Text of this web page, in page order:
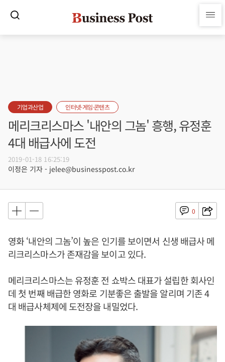
기업과산업 인터넷·게임·콘텐츠
메리크리스마스 '내안의 그놈' 흥행, 유정훈
4대 배급사에 도전
2019-01-18 16:25:19
이정은 기자 - jelee@businesspost.co.kr
0
영화 ‘내안의 그놈’이 높은 인기를 보이면서 신생 배급사 메
리크리스마스가 존재감을 보이고 있다.
메리크리스마스는 유정훈 전 쇼박스 대표가 설립한 회사인
데 첫 번째 배급한 영화로 기분좋은 출발을 알리며 기존 4
대 배급사체제에 도전장을 내밀었다.